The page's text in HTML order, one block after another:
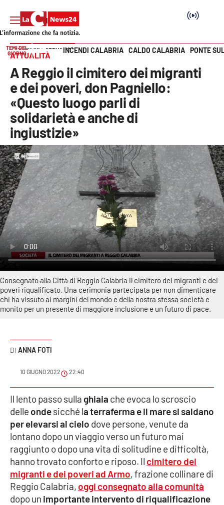
SEZIONI
Cronaca
Politica
Attualità
Economia e lavoro
Italia Mondo
Sanità
Sport
Cultura
Podcast
VIDEO
Ambiente
Cronaca
Cultura
Economia e Lavoro
Vai
TEMI DEL
GIORNO
INCENDI CALABRIA CALDO CALABRIA PONTE
HOME PAGE ATTUALITÀ
ATTUALITÀ
A Reggio il cimitero dei migranti
e dei poveri, don Pagniello:
«Questo luogo parli di
solidarietà e anche di
ingiustizie»
Consegnato alla Città di Reggio Calabria il cimitero dei migranti e dei
poveri riqualificato. Una cerimonia partecipata per non dimenticare
chi ha vissuto ai margini del mondo e della nostra stessa società e
monito per un presente di maggiore inclusione e un futuro di pace.
ANNA FOTI
10 GIUGNO 2022 22:40
Il lento passo sulla ghiaia che evoca lo scroscio
delle ondesicché la terraferma e il mare si saldano
per elevarsi al cielo dove persone, venute da
lontano dopo un viaggio verso un futuro mai
raggiunto o dopo una vita di solitudine e difficoltà,
hanno trovato conforto e riposo. Il cimitero dei
migranti e dei poveri ad Armo, frazione collinare di
Reggio Calabria, oggi consegnato alla comunità
dopo un importante intervento di riqualificazione